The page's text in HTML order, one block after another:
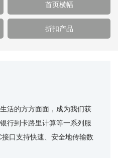
首页横幅
折扣产品
活的方方面面，成为我们获
行到卡路里计算等一系列服
口支持快速、安全地传输数